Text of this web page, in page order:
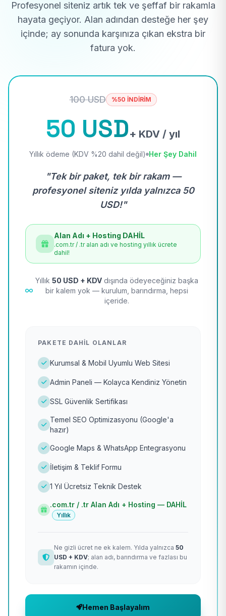
Profesyonel siteniz artık tek ve şeffaf bir rakamla
hayata geçiyor. Alan adından desteğe her şey
içinde; ay sonunda karşınıza çıkan ekstra bir
fatura yok.
100 USD %50 İNDİRİM
50 USD+ KDV / yıl
Yıllık ödeme (KDV %20 dahil değil) Her Şey Dahil
"Tek bir paket, tek bir rakam —
profesyonel siteniz yılda yalnızca 50
USD!"
Alan Adı + Hosting DAHİL
.com.tr / .tr alan adı ve hosting yıllık ücrete
dahil!
Yıllık 50 USD + KDV dışında ödeyeceğiniz başka
bir kalem yok — kurulum, barındırma, hepsi
içeride.
PAKETE DAHIL OLANLAR
Kurumsal & Mobil Uyumlu Web Sitesi
Admin Paneli — Kolayca Kendiniz Yönetin
SSL Güvenlik Sertifikası
Temel SEO Optimizasyonu (Google'a
hazır)
Google Maps & WhatsApp Entegrasyonu
İletişim & Teklif Formu
1 Yıl Ücretsiz Teknik Destek
.com.tr / .tr Alan Adı + Hosting — DAHİL
Yıllık
Ne gizli ücret ne ek kalem. Yılda yalnızca 50
USD + KDV; alan adı, barındırma ve fazlası bu
rakamın içinde.
Hemen Başlayalım